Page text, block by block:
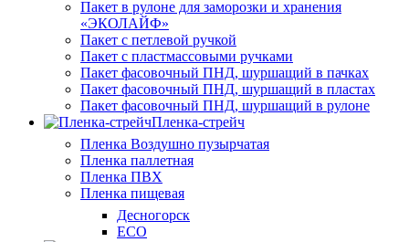
Пакет в рулоне для заморозки и хранения
«ЭКОЛАЙФ»
Пакет с петлевой ручкой
Пакет с пластмассовыми ручками
Пакет фасовочный ПНД, шуршащий в пачках
Пакет фасовочный ПНД, шуршащий в пластах
Пакет фасовочный ПНД, шуршащий в рулоне
Пленка-стрейч
Пленка Воздушно пузырчатая
Пленка паллетная
Пленка ПВХ
Пленка пищевая
Десногорск
ECO